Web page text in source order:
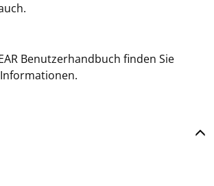
Benutzerhandbuch finden Sie